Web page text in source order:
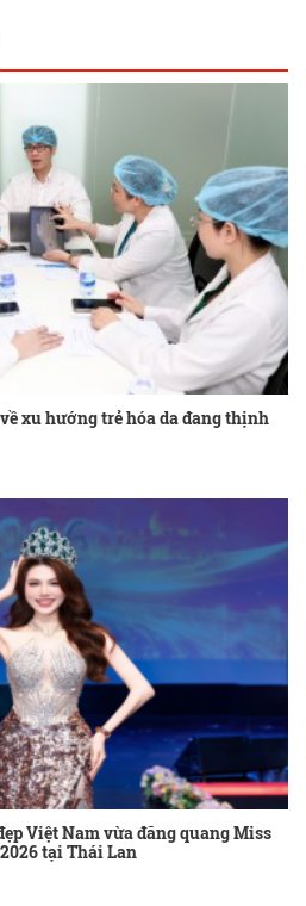
xu hướng trẻ hóa da đang thịnh
Việt Nam vừa đăng quang Miss
tại Thái Lan